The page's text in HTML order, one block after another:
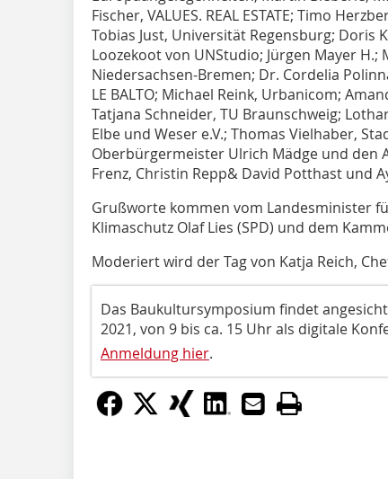
Fischer, VALUES. REAL ESTATE; Timo
Tobias Just, Universität Regensburg; Doris
Loozekoot von UNStudio; Jürgen Mayer
Niedersachsen-Bremen; Dr. Cordelia
LE BALTO; Michael Reink, Urbanicom;
Tatjana Schneider, TU Braunschweig;
Elbe und Weser e.V.; Thomas Vielhaber,
Oberbürgermeister Ulrich Mädge und den
Frenz, Christin Repp& David Potthast und
Grußworte kommen vom Landesminister
Klimaschutz Olaf Lies (SPD) und dem
Moderiert wird der Tag von Katja Reich,
Das Baukultursymposium findet
2021, von 9 bis ca. 15 Uhr als digitale
Anmeldung hier.